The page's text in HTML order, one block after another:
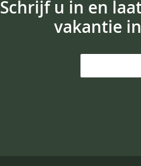
Schrijf u in en
vakantie